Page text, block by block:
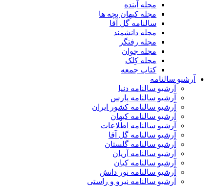
مجله آینده
مجله کیهان بچه ها
سالنامه گل آقا
مجله دانشمند
مجله رفتگر
مجله جوان
مجله کِلک
کتاب جمعه
آرشیو سالنامه
آرشیو سالنامه دنیا
آرشیو سالنامه پارس
آرشیو سالنامه کشور ایران
آرشیو سالنامه کیهان
آرشیو سالنامه اطلاعات
آرشیو سالنامه گل آقا
آرشیو سالنامه گلستان
آرشیو سالنامه آریان
آرشیو سالنامه کیان
آرشیو سالنامه نور دانش
آرشیو سالنامه نیرو و راستی